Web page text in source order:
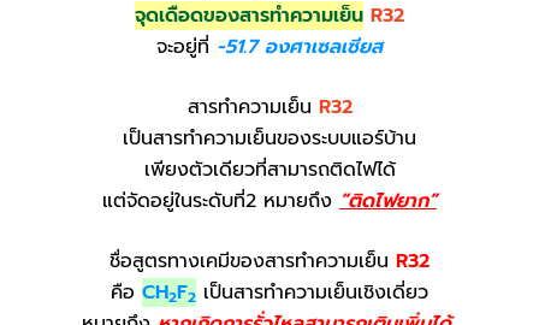
จุดเดือดของสารทำความเย็น R32
จะอยู่ที่ -51.7 องศาเซลเซียส
สารทำความเย็น R32
เป็นสารทำความเย็นของระบบแอร์บ้าน
เพียงตัวเดียวที่สามารถติดไฟได้
แต่จัดอยู่ในระดับที่2 หมายถึง “ติดไฟยาก”
ชื่อสูตรทางเคมีของสารทำความเย็น R32
คือ CH2F2 เป็นสารทำความเย็นเชิงเดี่ยว